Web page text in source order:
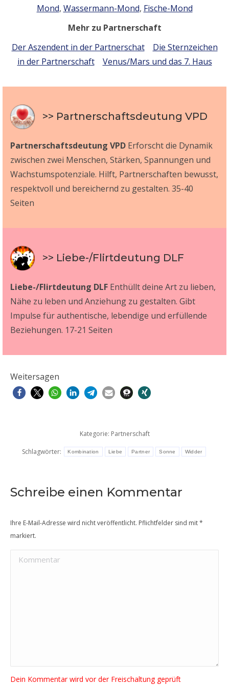
Mond, Wassermann-Mond, Fische-Mond
Mehr zu Partnerschaft
Der Aszendent in der Partnerschat
Die Sternzeichen
in der Partnerschaft
Venus/Mars und das 7. Haus
>> Partnerschaftsdeutung VPD
Partnerschaftsdeutung VPD Erforscht die Dynamik
zwischen zwei Menschen, Stärken, Spannungen und
Wachstumspotenziale. Hilft, Partnerschaften bewusst,
respektvoll und bereichernd zu gestalten. 35-40
Seiten
>> Liebe-/Flirtdeutung DLF
Liebe-/Flirtdeutung DLF Enthüllt deine Art zu lieben,
Nähe zu leben und Anziehung zu gestalten. Gibt
Impulse für authentische, lebendige und erfüllende
Beziehungen. 17-21 Seiten
Weitersagen
Kategorie: Partnerschaft
Schlagwörter: Kombination Liebe Partner Sonne Widder
Schreibe einen Kommentar
Ihre E-Mail-Adresse wird nicht veröffentlicht. Pflichtfelder sind mit*
markiert.
Kommentar